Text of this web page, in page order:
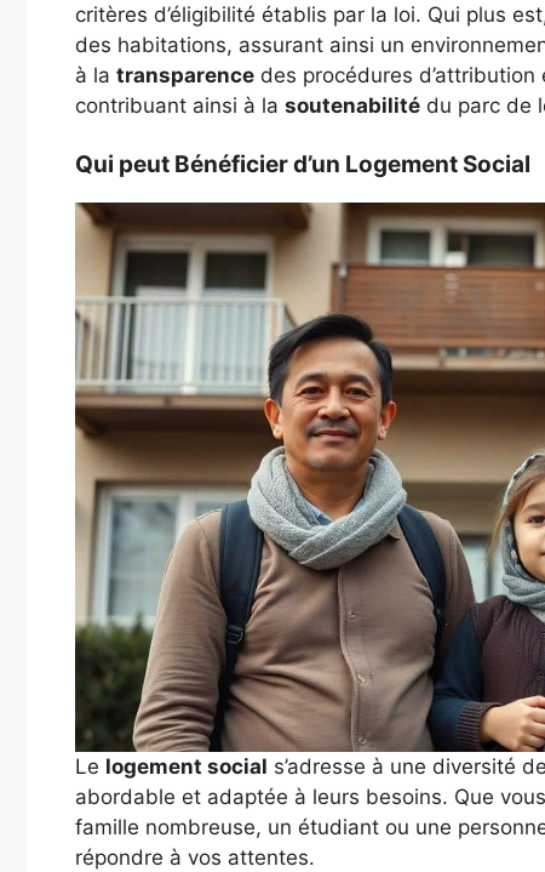
critères d’éligibilité établis par la loi. Qui plus
des habitations, assurant ainsi un
à la transparence des procédures
contribuant ainsi à la soutenabilité du parc de
Qui peut Bénéficier d’un Logement Social
Le logement social s’adresse à une diversité
abordable et adaptée à leurs besoins. Que
famille nombreuse, un étudiant ou une
répondre à vos attentes.